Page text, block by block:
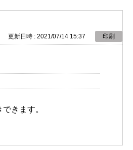
更新日時 : 2021/07/14 15:37 印刷
きます。